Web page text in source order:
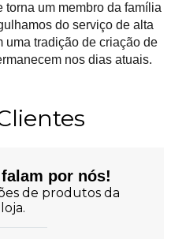
torna um membro da família
do serviço de alta
uma tradição de criação de
nos dias atuais.
por nós!
de produtos da